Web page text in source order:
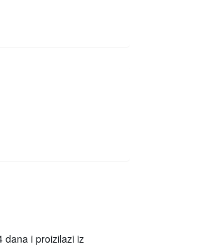
dana i proizilazi iz